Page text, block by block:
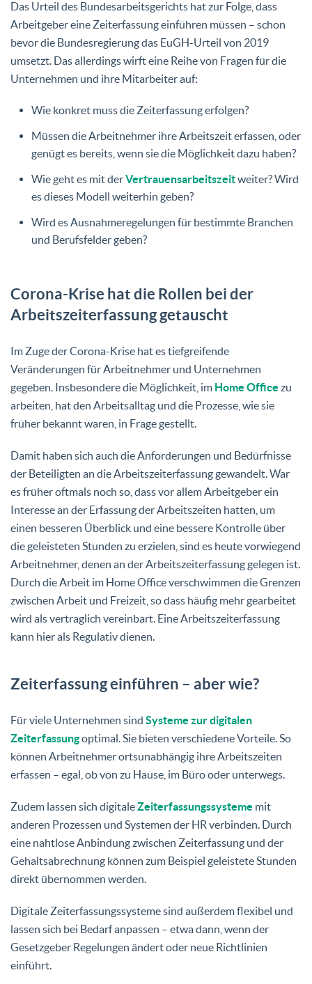
Das Urteil des Bundesarbeitsgerichts hat zur Folge, dass
Arbeitgeber eine Zeiterfassung einführen müssen – schon
bevor die Bundesregierung das EuGH-Urteil von 2019
umsetzt. Das allerdings wirft eine Reihe von Fragen für die
Unternehmen und ihre Mitarbeiter auf:
Wie konkret muss die Zeiterfassung erfolgen?
Müssen die Arbeitnehmer ihre Arbeitszeit erfassen, oder
genügt es bereits, wenn sie die Möglichkeit dazu haben?
Wie geht es mit derVertrauensarbeitszeitweiter? Wird
es dieses Modell weiterhin geben?
Wird es Ausnahmeregelungen für bestimmte Branchen
und Berufsfelder geben?
Corona-Krise hat die Rollen bei der
Arbeitszeiterfassung getauscht
Im Zuge der Corona-Krise hat es tiefgreifende
Veränderungen für Arbeitnehmer und Unternehmen
gegeben. Insbesondere die Möglichkeit, im Home Office zu
arbeiten, hat den Arbeitsalltag und die Prozesse, wie sie
früher bekannt waren, in Frage gestellt.
Damit haben sich auch die Anforderungen und Bedürfnisse
der Beteiligten an die Arbeitszeiterfassung gewandelt. War
es früher oftmals noch so, dass vor allem Arbeitgeber ein
Interesse an der Erfassung der Arbeitszeiten hatten, um
einen besseren Überblick und eine bessere Kontrolle über
die geleisteten Stunden zu erzielen, sind es heute vorwiegend
Arbeitnehmer, denen an der Arbeitszeiterfassung gelegen ist.
Durch die Arbeit im Home Office verschwimmen die Grenzen
zwischen Arbeit und Freizeit, so dass häufig mehr gearbeitet
wird als vertraglich vereinbart. Eine Arbeitszeiterfassung
kann hier als Regulativ dienen.
Zeiterfassung einführen – aber wie?
Für viele Unternehmen sind Systeme zur digitalen
Zeiterfassungoptimal. Sie bieten verschiedene Vorteile. So
können Arbeitnehmer ortsunabhängig ihre Arbeitszeiten
erfassen – egal, ob von zu Hause, im Büro oder unterwegs.
Zudem lassen sich digitaleZeiterfassungssysteme mit
anderen Prozessen und Systemen der HR verbinden. Durch
eine nahtlose Anbindung zwischen Zeiterfassung und der
Gehaltsabrechnung können zum Beispiel geleistete Stunden
direkt übernommen werden.
Digitale Zeiterfassungssysteme sind außerdem flexibel und
lassen sich bei Bedarf anpassen – etwa dann, wenn der
Gesetzgeber Regelungen ändert oder neue Richtlinien
einführt.